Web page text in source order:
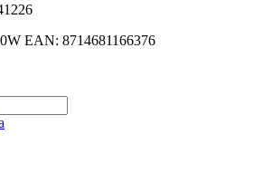
EAN: 8714681166376